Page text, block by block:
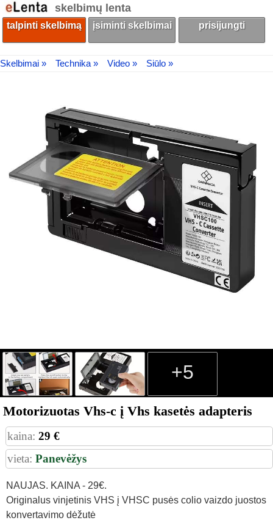
skelbimų lenta
talpinti skelbimą įsiminti skelbimai prisijungti
Skelbimai » Technika » Video » Siūlo »
+5
Motorizuotas Vhs-c į Vhs kasetės adapteris
kaina: 29 €
vieta: Panevėžys
NAUJAS. KAINA - 29€.
Originalus vinjetinis VHS į VHSC pusės colio vaizdo juostos
konvertavimo dėžutė